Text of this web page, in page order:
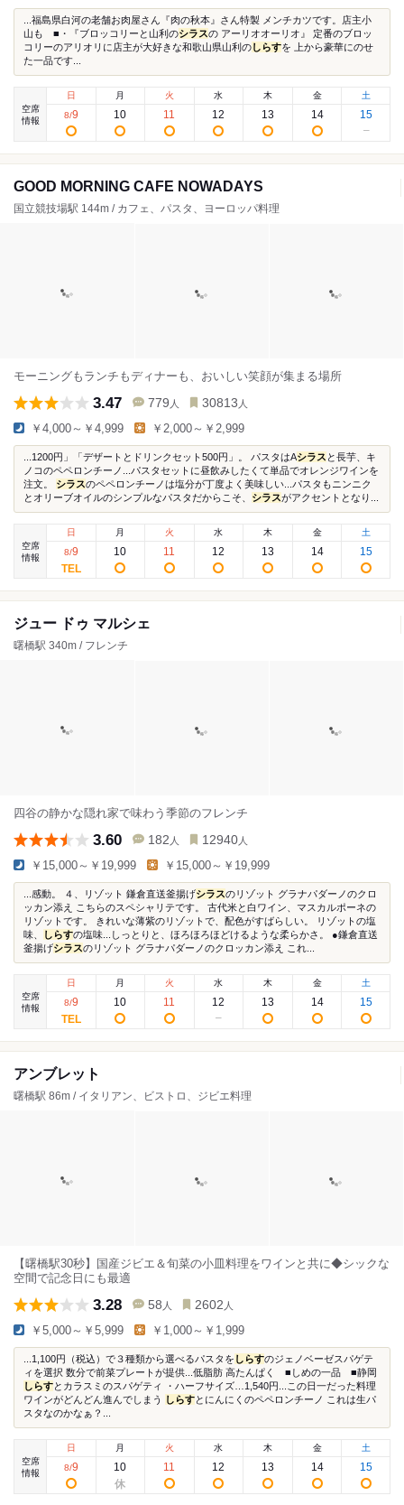
...福島県白河の老舗お肉屋さん『肉の秋本』さん特製 メンチカツです。店主小
山も ■・『ブロッコリーと山利のシラスの アーリオオーリオ』 定番のブロッ
コリーのアリオリに店主が大好きな和歌山県山利のしらすを 上から豪華にのせ
た一品です...
空席
情報
日
8/9
月
10
火
11
水
12
木
13
金
14
土
15
GOOD MORNING CAFE NOWADAYS
国立競技場駅 144m / カフェ、パスタ、ヨーロッパ料理
モーニングもランチもディナーも、おいしい笑顔が集まる場所
3.47 779 人 30813 人
￥4,000～￥4,999 ￥2,000～￥2,999
...1200円」「デザートとドリンクセット500円」。 パスタはAシラス と長芋、キ
ノコのペペロンチーノ...パスタセットに昼飲みしたくて単品でオレンジワインを
注文。 シラスのペペロンチーノは塩分が丁度よく美味しい...パスタもニンニク
とオリーブオイルのシンプルなパスタだからこそ、 シラスがアクセントとなり...
空席
情報
日
8/9
月
10
火
11
水
12
木
13
金
14
土
15
ジュー ドゥ マルシェ
曙橋駅 340m / フレンチ
四谷の静かな隠れ家で味わう季節のフレンチ
3.60 182 人 12940 人
￥15,000～￥19,999 ￥15,000～￥19,999
...感動。 ４、リゾット 鎌倉直送釜揚げシラスのリゾット グラナパダーノのクロ
ッカン添え こちらのスペシャリテです。 古代米と白ワイン、マスカルポーネの
リゾットです。 きれいな薄紫のリゾットで、配色がすばらしい。 リゾットの塩
味、
しらすの塩味...しっとりと、ほろほろほどけるような柔らかさ。 ●鎌倉直送
釜揚げシラスのリゾット グラナパダーノのクロッカン添え これ...
空席
情報
日
8/9
月
10
火
11
水
12
木
13
金
14
土
15
アンブレット
曙橋駅 86m / イタリアン、ビストロ、ジビエ料理
【曙橋駅30秒】国産ジビエ＆旬菜の小皿料理をワインと共に◆シックな
空間で記念日にも最適
3.28 58 人 2602 人
￥5,000～￥5,999 ￥1,000～￥1,999
...1,100円（税込）で３種類から選べるパスタを しらすのジェノベーゼスパゲテ
ィを選択 数分で前菜プレートが提供...低脂肪 高たんぱく ■しめの一品 ■静岡
しらすとカラスミのスパゲティ ・ハーフサイズ…1,540円...この日一だった料理
ワインがどんどん進んでしまう
しらすとにんにくのペペロンチーノ これは生パ
スタなのかなぁ？...
空席
情報
日
8/9
月
10
火
11
水
12
木
13
金
14
土
15